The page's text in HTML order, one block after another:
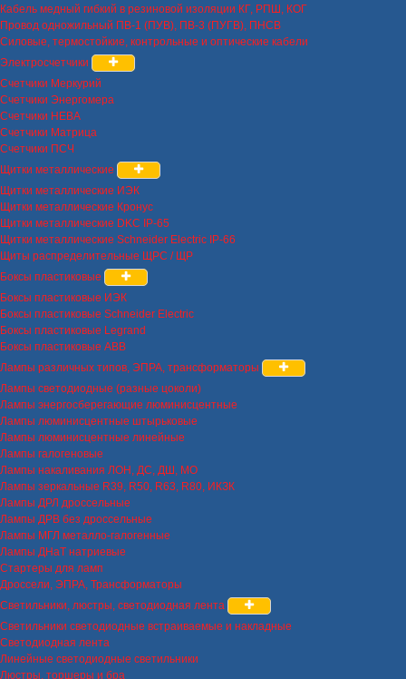
Кабель медный гибкий в резиновой изоляции КГ, РПШ, КОГ
Провод одножильный ПВ-1 (ПУВ), ПВ-3 (ПУГВ), ПНСВ
Силовые, термостойкие, контрольные и оптические кабели
Электросчетчики
Счетчики Меркурий
Счетчики Энергомера
Счетчики НЕВА
Счетчики Матрица
Счетчики ПСЧ
Щитки металлические
Щитки металлические ИЭК
Щитки металлические Кронус
Щитки металлические DKC IP-65
Щитки металлические Schneider Electric IP-66
Щиты распределительные ЩРС / ЩР
Боксы пластиковые
Боксы пластиковые ИЭК
Боксы пластиковые Schneider Electric
Боксы пластиковые Legrand
Боксы пластиковые ABB
Лампы различных типов, ЭПРА, трансформаторы
Лампы светодиодные (разные цоколи)
Лампы энергосберегающие люминисцентные
Лампы люминисцентные штырьковые
Лампы люминисцентные линейные
Лампы галогеновые
Лампы накаливания ЛОН, ДС, ДШ, МО
Лампы зеркальные R39, R50, R63, R80, ИКЗК
Лампы ДРЛ дроссельные
Лампы ДРВ без дроссельные
Лампы МГЛ металло-галогенные
Лампы ДНаТ натриевые
Стартеры для ламп
Дроссели, ЭПРА, Трансформаторы
Светильники, люстры, светодиодная лента
Светильники светодиодные встраиваемые и накладные
Светодиодная лента
Линейные светодиодные светильники
Люстры, торшеры и бра